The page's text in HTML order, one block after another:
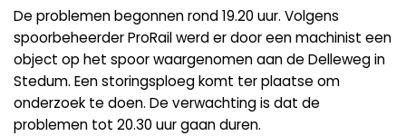
De problemen begonnen rond 19.20 uur. Volgens
spoorbeheerder ProRail werd er door een machinist een
object op het spoor waargenomen aan de Delleweg in
Stedum. Een storingsploeg komt ter plaatse om
onderzoek te doen. De verwachting is dat de
problemen tot 20.30 uur gaan duren.